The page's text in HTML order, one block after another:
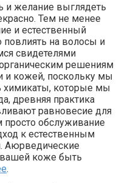
и желание выглядеть
Тем не менее
и естественный
повлиять на волосы и
свидетелями
решениям
и кожей, поскольку мы
химикаты, которые мы
древняя практика
равновесие для
просто обслуживание
к естественным
Аюрведические
коже быть
.